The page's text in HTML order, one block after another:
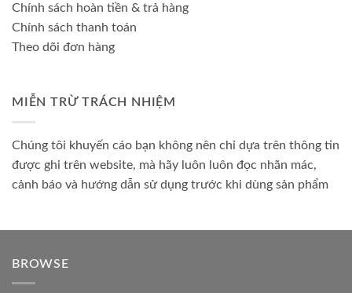
Chính sách hoàn tiền & trả hàng
Chính sách thanh toán
Theo dõi đơn hàng
MIỄN TRỪ TRÁCH NHIỆM
Chúng tôi khuyến cáo bạn không nên chỉ dựa trên thông tin
được ghi trên website, mà hãy luôn luôn đọc nhãn mác,
cảnh báo và hướng dẫn sử dụng trước khi dùng sản phẩm
BROWSE